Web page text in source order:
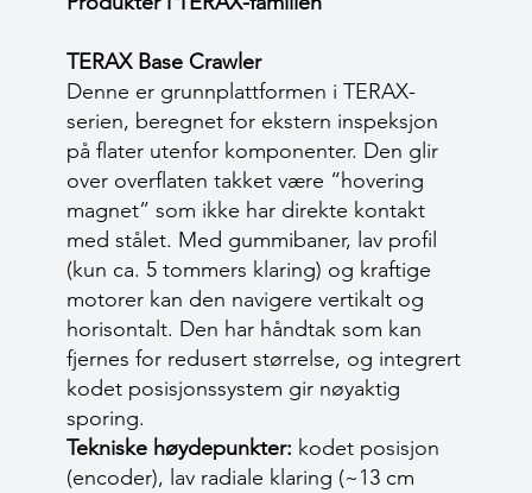
TERAX Base Crawler
Denne er grunnplattformen i TERAX-
serien, beregnet for ekstern inspeksjon
på flater utenfor komponenter. Den glir
over overflaten takket være “hovering
magnet” som ikke har direkte kontakt
med stålet. Med gummibaner, lav profil
(kun ca. 5 tommers klaring) og kraftige
motorer kan den navigere vertikalt og
horisontalt. Den har håndtak som kan
fjernes for redusert størrelse, og integrert
kodet posisjonssystem gir nøyaktig
sporing.
Tekniske høydepunkter: kodet posisjon
(encoder), lav radiale klaring (~13 cm